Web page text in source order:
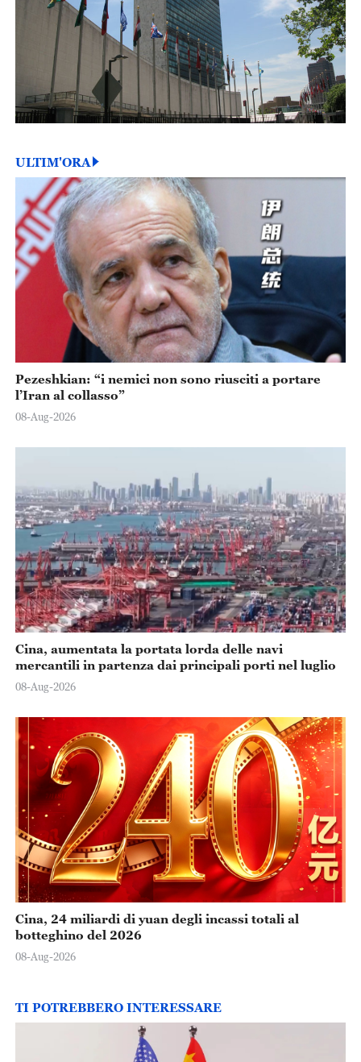
ULTIM'ORA
Pezeshkian: “i nemici non sono riusciti a portare
l’Iran al collasso”
08-Aug-2026
Cina, aumentata la portata lorda delle navi
mercantili in partenza dai principali porti nel luglio
08-Aug-2026
Cina, 24 miliardi di yuan degli incassi totali al
botteghino del 2026
08-Aug-2026
TI POTREBBERO INTERESSARE